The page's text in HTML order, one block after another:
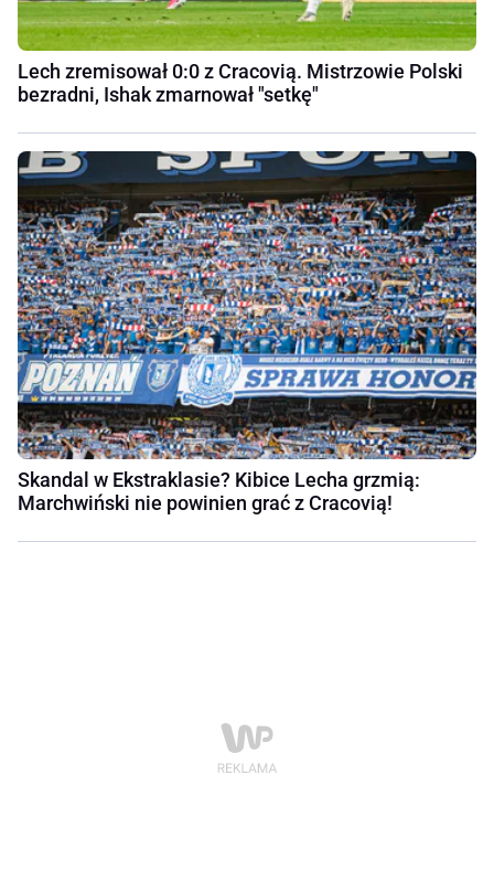
Lech zremisował 0:0 z Cracovią. Mistrzowie Polski
bezradni, Ishak zmarnował "setkę"
Skandal w Ekstraklasie? Kibice Lecha grzmią:
Marchwiński nie powinien grać z Cracovią!